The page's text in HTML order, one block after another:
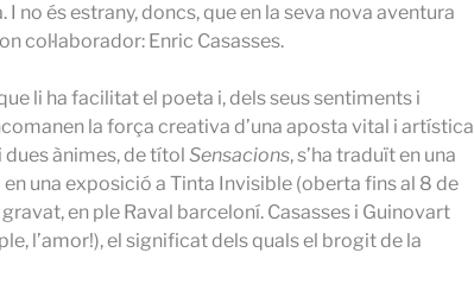
no és estrany, doncs, que en la seva nova aventura
col·laborador: Enric Casasses.
li ha facilitat el poeta i, dels seus sentiments i
la força creativa d’una aposta vital i artística
ànimes, de títol Sensacions, s’ha traduït en una
una exposició a Tinta Invisible (oberta fins al 8 de
en ple Raval barceloní. Casasses i Guinovart
l’amor!), el significat dels quals el brogit de la